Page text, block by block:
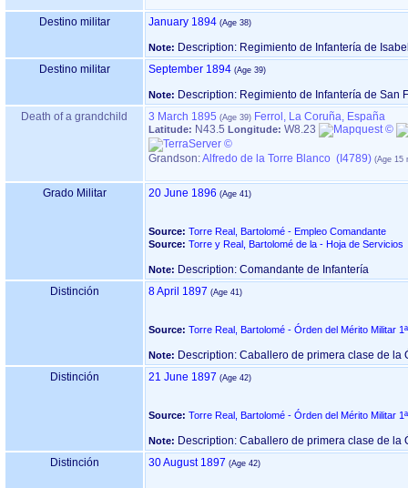
Destino militar January 1894
Note: Description: Regimiento de Infantería de
Destino militar
September 1894
Note: Description: Regimiento de Infantería de San
Death of a grandchild
3 March 1895 Ferrol, La Coruña, España
Latitude: N43.5 Longitude: W8.23
Grandson:Alfredo de la Torre Blanco (I4789)
Grado Militar 20 June 1896
Source: Torre Real, Bartolomé - Empleo Comandante
Source: Torre y Real, Bartolomé de la - Hoja de Servicios
Note: Description: Comandante de Infantería
Distinción
8 April 1897
Source: Torre Real, Bartolomé - Órden del Mérito Militar
Note: Description: Caballero de primera clase de la
Distinción
21 June 1897
Source: Torre Real, Bartolomé - Órden del Mérito Militar
Note: Description: Caballero de primera clase de la
Distinción
30 August 1897